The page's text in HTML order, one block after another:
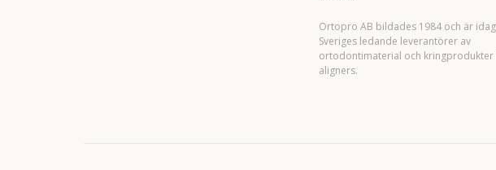
Ortopro AB bildades 1984 och är
Sveriges ledande leverantörer av
ortodontimaterial och
aligners.